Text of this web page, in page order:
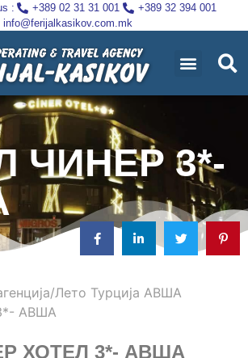
: +389 02 31 31 001
+389 32 394 001
info@ferijalkasikov.com.mk
ЧИНЕР 3*-
Лето Турција АВША
АВША
ХОТЕЛ 3*- АВША